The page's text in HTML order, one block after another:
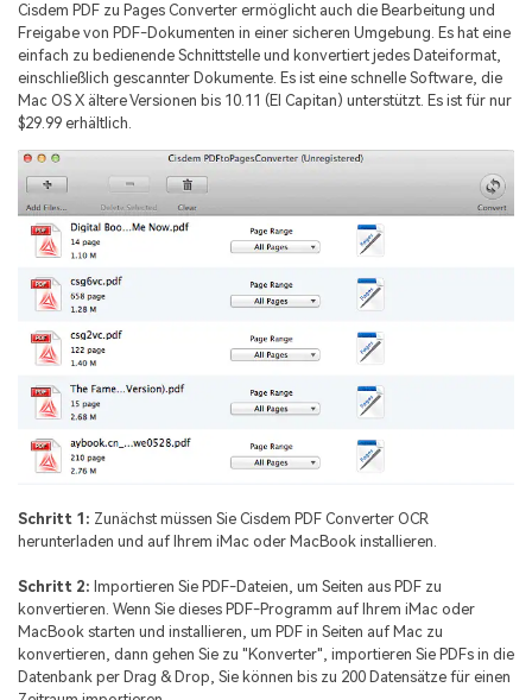
Cisdem PDF zu Pages Converter ermöglicht auch die Bearbeitung und
Freigabe von PDF-Dokumenten in einer sicheren Umgebung. Es hat eine
einfach zu bedienende Schnittstelle und konvertiert jedes Dateiformat,
einschließlich gescannter Dokumente. Es ist eine schnelle Software, die
Mac OS X ältere Versionen bis 10.11 (El Capitan) unterstützt. Es ist für nur
$29.99 erhältlich.
Schritt 1: Zunächst müssen Sie Cisdem PDF Converter OCR
herunterladen und auf Ihrem iMac oder MacBook installieren.
Schritt 2: Importieren Sie PDF-Dateien, um Seiten aus PDF zu
konvertieren. Wenn Sie dieses PDF-Programm auf Ihrem iMac oder
MacBook starten und installieren, um PDF in Seiten auf Mac zu
konvertieren, dann gehen Sie zu "Konverter", importieren Sie PDFs in die
Datenbank per Drag & Drop, Sie können bis zu 200 Datensätze für einen